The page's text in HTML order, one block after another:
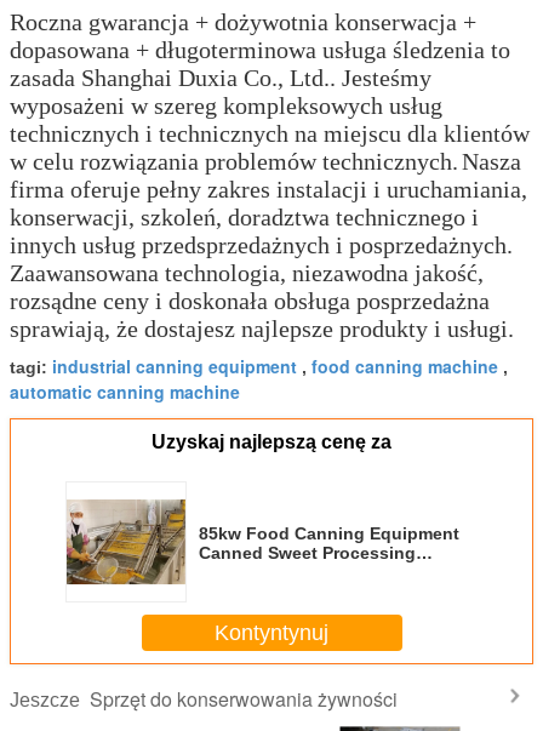
Roczna gwarancja + dożywotnia konserwacja +
dopasowana + długoterminowa usługa śledzenia to
zasada Shanghai Duxia Co., Ltd.. Jesteśmy
wyposażeni w szereg kompleksowych usług
technicznych i technicznych na miejscu dla klientów
w celu rozwiązania problemów technicznych.Nasza
firma oferuje pełny zakres instalacji i uruchamiania,
konserwacji, szkoleń, doradztwa technicznego i
innych usług przedsprzedażnych i posprzedażnych.
Zaawansowana technologia, niezawodna jakość,
rozsądne ceny i doskonała obsługa posprzedażna
sprawiają, że dostajesz najlepsze produkty i usługi.
tagi: industrial canning equipment , food canning machine ,
automatic canning machine
Uzyskaj najlepszą cenę za
85kw Food Canning Equipment
Canned Sweet Processing
Kontyntynuj
Jeszcze Sprzęt do konserwowania żywności